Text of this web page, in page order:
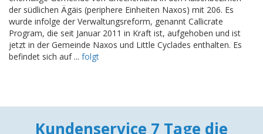
der südlichen Ägäis (periphere Einheiten Naxos) mit 206. Es
wurde infolge der Verwaltungsreform, genannt Callicrate
Program, die seit Januar 2011 in Kraft ist, aufgehoben und ist
jetzt in der Gemeinde Naxos und Little Cyclades enthalten. Es
befindet sich auf ... folgt
Kundenservice 7 Tage die